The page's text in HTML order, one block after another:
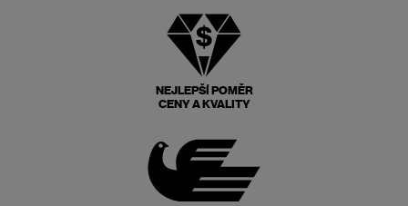
NEJLEPŠÍ POMĚR
CENY A KVALITY